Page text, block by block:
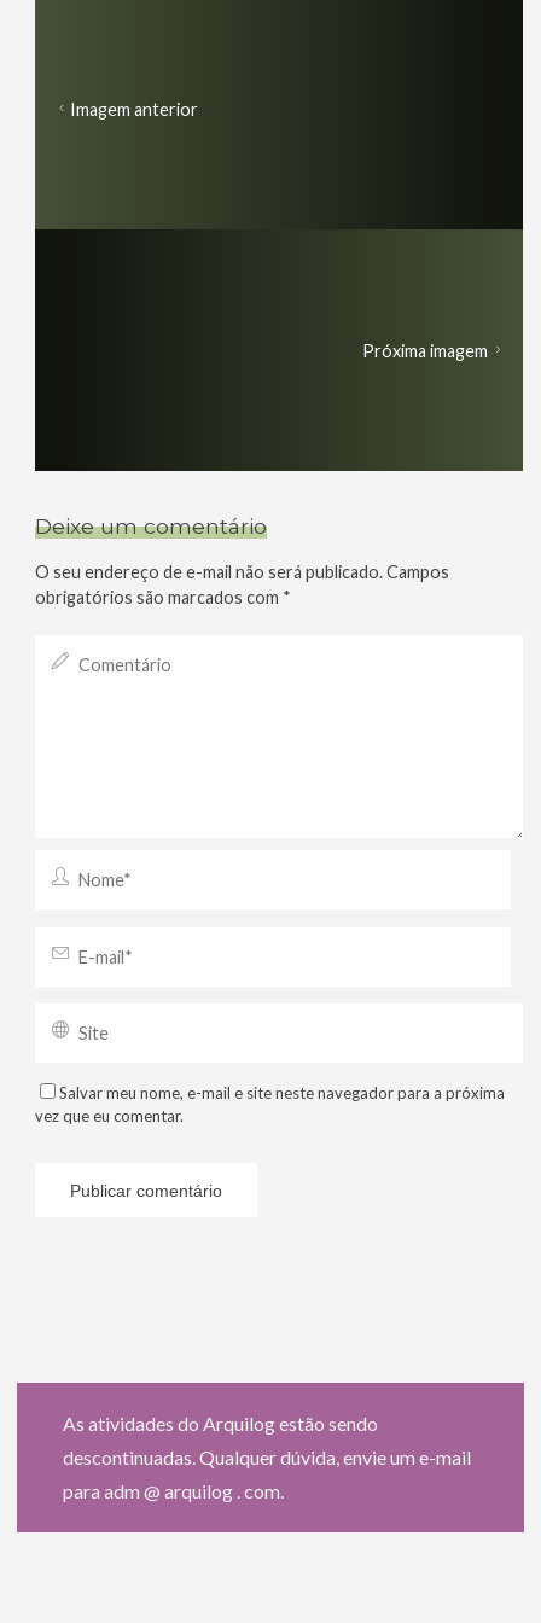
Imagem anterior
Próxima imagem
Deixe um comentário
O seu endereço de e-mail não será publicado. Campos
obrigatórios são marcados com *
Salvar meu nome, e-mail e site neste navegador para a próxima
vez que eu comentar.
As atividades do Arquilog estão sendo
descontinuadas. Qualquer dúvida, envie um e-mail
para adm @ arquilog . com.